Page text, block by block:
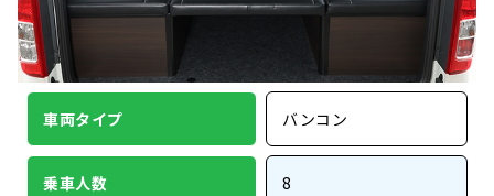
車両タイプ バンコン
乗車人数 8